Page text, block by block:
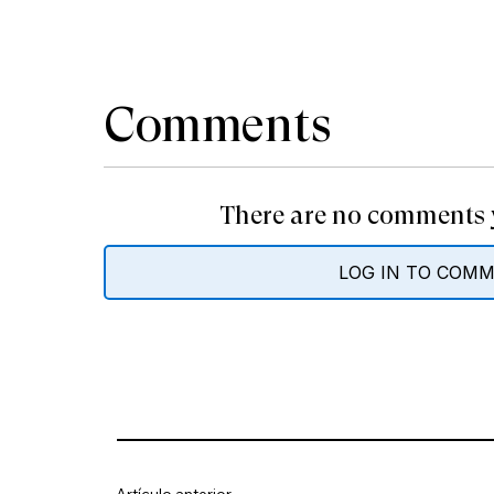
Comments
There are no comments
LOG IN TO